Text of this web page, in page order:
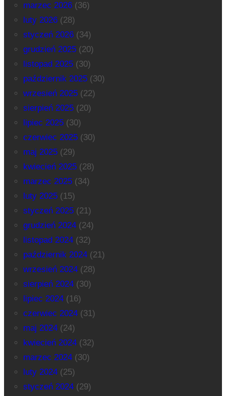
marzec 2026(36)
luty 2026(28)
styczeń 2026(34)
grudzień 2025(20)
listopad 2025(30)
październik 2025(30)
wrzesień 2025(22)
sierpień 2025(20)
lipiec 2025(30)
czerwiec 2025(30)
maj 2025(29)
kwiecień 2025(28)
marzec 2025(34)
luty 2025(15)
styczeń 2025(21)
grudzień 2024(24)
listopad 2024(32)
październik 2024(21)
wrzesień 2024(28)
sierpień 2024(30)
lipiec 2024(16)
czerwiec 2024(31)
maj 2024(24)
kwiecień 2024(32)
marzec 2024(30)
luty 2024(25)
styczeń 2024(29)